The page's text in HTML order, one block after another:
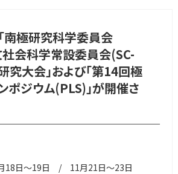
「南極研究科学委員会
会科学常設委員会(SC-
究大会」および「第14回極
ポジウム(PLS)」が開催さ
18日～19日 / 11月21日～23日